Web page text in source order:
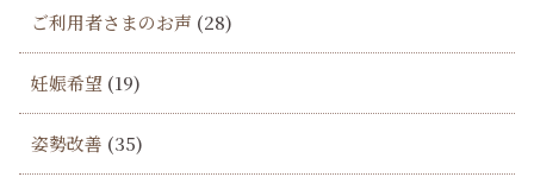
ご利用者さまのお声 (28)
妊娠希望 (19)
姿勢改善 (35)